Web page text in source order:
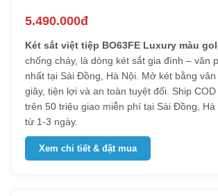
5.490.000đ
Két sắt việt tiệp BO63FE Luxury màu
chống cháy, là dòng két sắt gia đình – văn
nhất tại Sài Đồng, Hà Nội. Mở két bằng vân
giây, tiện lợi và an toàn tuyệt đối. Ship
trên 50 triệu giao miễn phí tại Sài Đồng, Hà
từ 1-3 ngày.
Xem chi tiết & đặt mua